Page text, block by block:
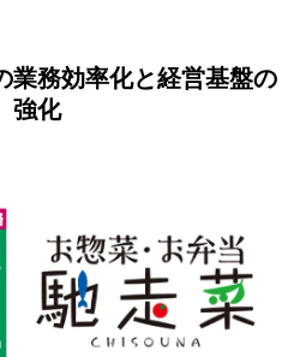
業務効率化と経営基盤の
強化